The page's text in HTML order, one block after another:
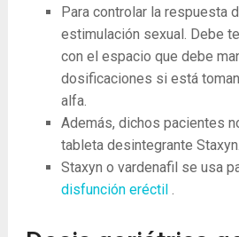
Para controlar la respuesta
estimulación sexual. Debe
con el espacio que debe
dosificaciones si está
alfa.
Además, dichos pacientes
tableta desintegrante Staxyn.
Staxyn o vardenafil se usa
disfunción eréctil .